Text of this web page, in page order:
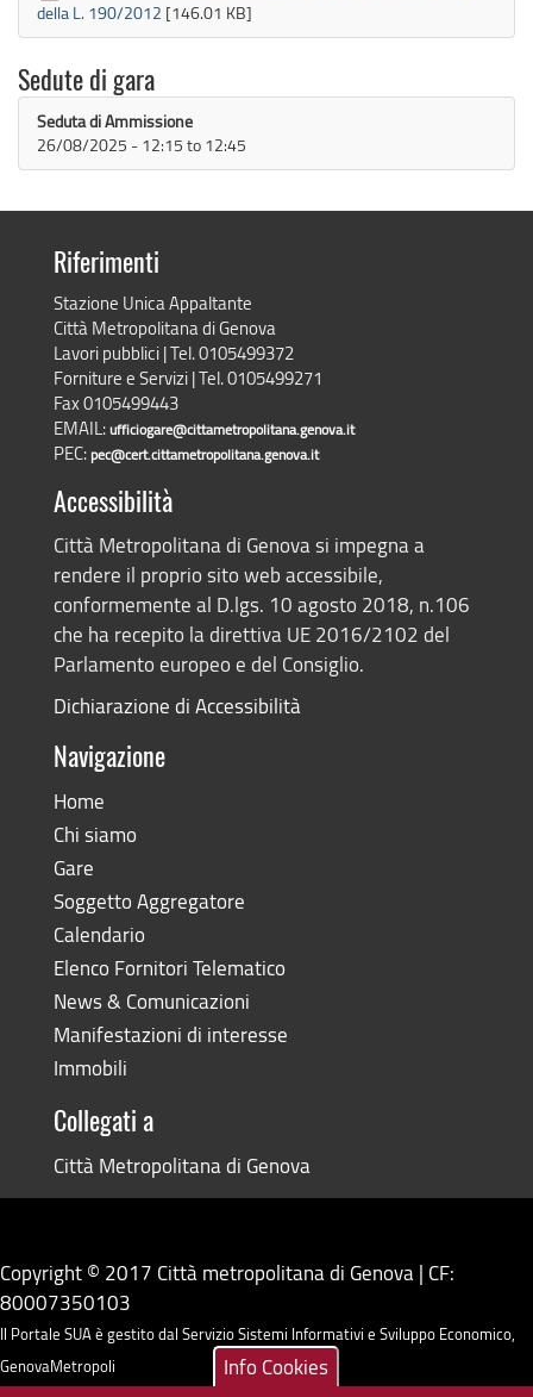
della L. 190/2012 [146.01 KB]
Sedute di gara
Seduta di Ammissione
26/08/2025 - 12:15 to 12:45
Riferimenti
Stazione Unica Appaltante
Città Metropolitana di Genova
Lavori pubblici | Tel. 0105499372
Forniture e Servizi | Tel. 0105499271
Fax 0105499443
EMAIL:ufficiogare@cittametropolitana.genova.it
PEC:pec@cert.cittametropolitana.genova.it
Accessibilità
Città Metropolitana di Genova si impegna a
rendere il proprio sito web accessibile,
conformemente al D.lgs. 10 agosto 2018, n.106
che ha recepito la direttiva UE 2016/2102 del
Parlamento europeo e del Consiglio.
Dichiarazione di Accessibilità
Navigazione
Home
Chi siamo
Gare
Soggetto Aggregatore
Calendario
Elenco Fornitori Telematico
News & Comunicazioni
Manifestazioni di interesse
Immobili
Collegati a
Città Metropolitana di Genova
Copyright © 2017 Città metropolitana di Genova | CF:
80007350103
Il Portale SUA è gestito dal Servizio Sistemi Informativi e Sviluppo Economico,
GenovaMetropoli
Info Cookies